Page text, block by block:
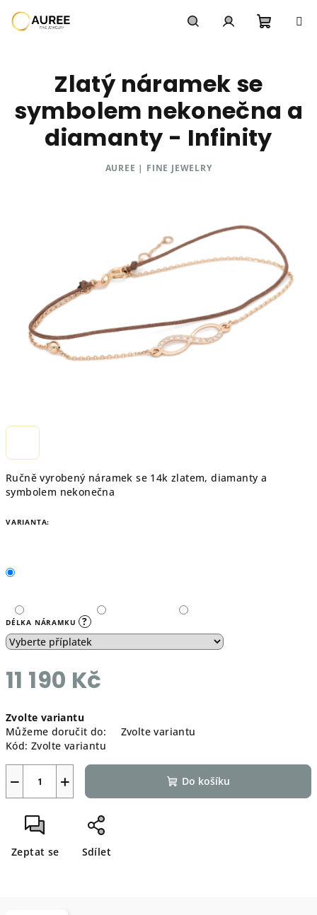
na
obsah
Ručně vyrobený náramek se 14k zlatem, diamanty a
symbolem nekonečna
VARIANTA:
DÉLKA NÁRAMKU ?
11 190 Kč
cena:
Zvolte variantu
Můžeme doručit do:
Zvolte variantu
Kód: Zvolte variantu
+
− Do košíku
Zeptat se Sdílet
Zlatý náramek se
symbolem nekonečna a
diamanty - Infinity
AUREE | FINE JEWELRY